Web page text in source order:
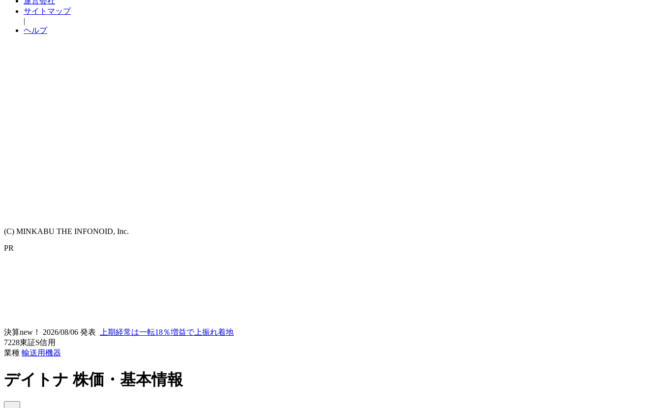
サイトマップ
|
ヘルプ
(C) MINKABU THE INFONOID, Inc.
PR
決算new！ 2026/08/06 発表
上期経常は一転18％増益で上振れ着地
7228東証S信用
業種 輸送用機器
デイトナ株価・基本情報